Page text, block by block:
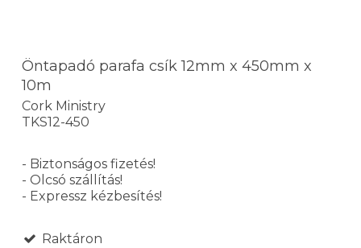
Öntapadó parafa csík 12mm x 450mm x
10m
Cork Ministry
TKS12-450
- Biztonságos fizetés!
- Olcsó szállítás!
- Expressz kézbesítés!
Raktáron